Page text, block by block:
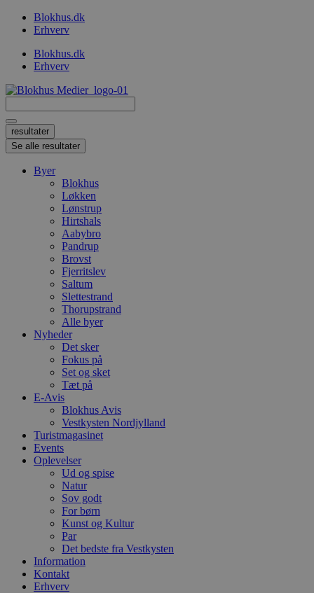
VidereBlokhus.dk
Erhverv
Blokhus.dk
Erhverv
...
resultater
Se alle resultater
Byer
Blokhus
Løkken
Lønstrup
Hirtshals
Aabybro
Pandrup
Brovst
Fjerritslev
Saltum
Slettestrand
Thorupstrand
Alle byer
Nyheder
Det sker
Fokus på
Set og sket
Tæt på
E-Avis
Blokhus Avis
Vestkysten Nordjylland
Turistmagasinet
Events
Oplevelser
Ud og spise
Natur
Sov godt
For børn
Kunst og Kultur
Par
Det bedste fra Vestkysten
Information
Kontakt
Erhverv